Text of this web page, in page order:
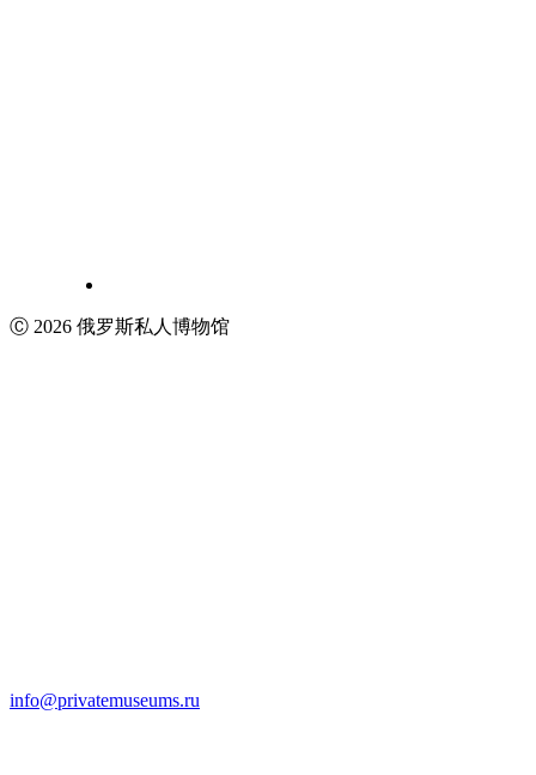
Ⓒ 2026 俄罗斯私人博物馆
info@privatemuseums.ru